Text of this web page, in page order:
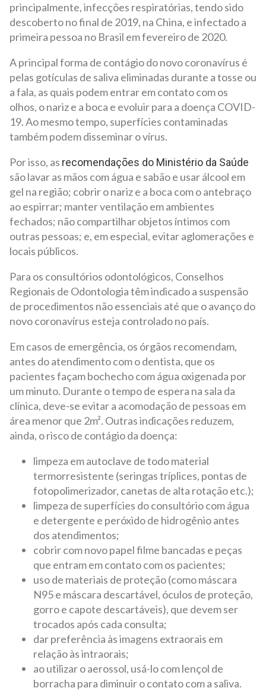
principalmente, infecções respiratórias, tendo sido
descoberto no final de 2019, na China, e infectado a
primeira pessoa no Brasil em fevereiro de 2020.
A principal forma de contágio do novo coronavírus é
pelas gotículas de saliva eliminadas durante a tosse ou
a fala, as quais podem entrar em contato com os
olhos, o nariz e a boca e evoluir para a doença COVID-
19. Ao mesmo tempo, superfícies contaminadas
também podem disseminar o vírus.
Por isso, as recomendações do Ministério da Saúde
são lavar as mãos com água e sabão e usar álcool em
gel na região; cobrir o nariz e a boca com o antebraço
ao espirrar; manter ventilação em ambientes
fechados; não compartilhar objetos íntimos com
outras pessoas; e, em especial, evitar aglomerações e
locais públicos.
Para os consultórios odontológicos, Conselhos
Regionais de Odontologia têm indicado a suspensão
de procedimentos não essenciais até que o avanço do
novo coronavírus esteja controlado no país.
Em casos de emergência, os órgãos recomendam,
antes do atendimento com o dentista, que os
pacientes façam bochecho com água oxigenada por
um minuto. Durante o tempo de espera na sala da
clínica, deve-se evitar a acomodação de pessoas em
área menor que 2m². Outras indicações reduzem,
ainda, o risco de contágio da doença:
limpeza em autoclave de todo material
termorresistente (seringas tríplices, pontas de
fotopolimerizador, canetas de alta rotação etc.);
limpeza de superfícies do consultório com água
e detergente e peróxido de hidrogênio antes
dos atendimentos;
cobrir com novo papel filme bancadas e peças
que entram em contato com os pacientes;
uso de materiais de proteção (como máscara
N95 e máscara descartável, óculos de proteção,
gorro e capote descartáveis), que devem ser
trocados após cada consulta;
dar preferência às imagens extraorais em
relação às intraorais;
ao utilizar o aerossol, usá-lo com lençol de
borracha para diminuir o contato com a saliva.